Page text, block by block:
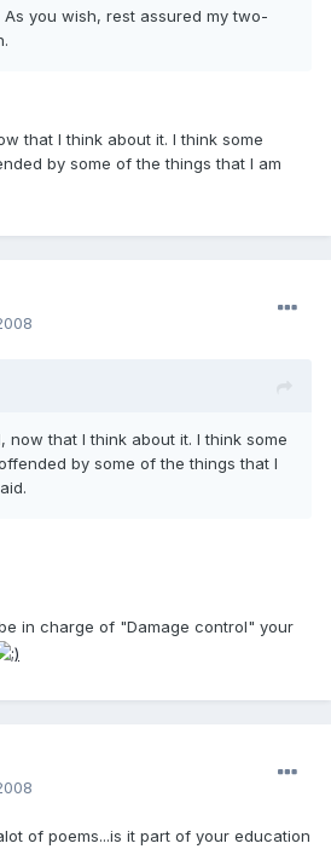
you wish, rest assured my two-
that I think about it. I think some
by some of the things that I am
now that I think about it. I think some
by some of the things that I
in charge of "Damage control" your
of poems...is it part of your education